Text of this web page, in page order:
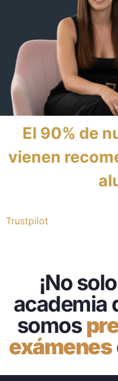
El 90% de
vienen
Trustpilot
¡No
academia
somos
exámenes